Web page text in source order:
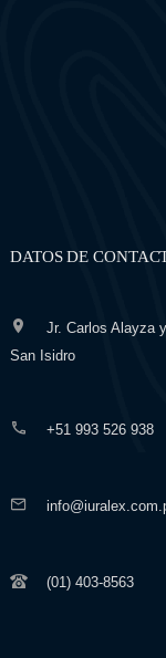
DATOS DE
Jr. Carlos Alayza
San Isidro
+51 993 526 938
(01) 403-8563